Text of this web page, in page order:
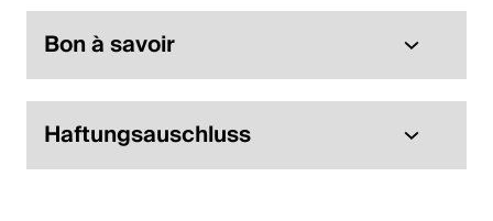
Bon à savoir
Haftungsauschluss